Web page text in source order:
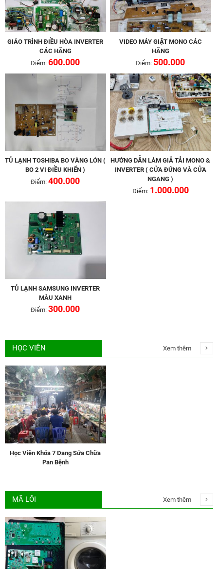
GIÁO TRÌNH ĐIỀU HÒA INVERTER
CÁC HÃNG
Điểm:600.000
VIDEO MÁY GIẶT MONO CÁC
HÃNG
Điểm: 500.000
TỦ LẠNH TOSHIBA BO VÀNG LỚN (
BO 2 VI ĐIỀU KHIỂN )
Điểm:400.000
HƯỚNG DẪN LÀM GIẢ TẢI MONO &
INVERTER ( CỬA ĐỨNG VÀ CỬA
NGANG )
Điểm: 1.000.000
TỦ LẠNH SAMSUNG INVERTER
MÀU XANH
Điểm:300.000
HỌC VIÊN Xem thêm
Học Viên Khóa 7 Đang Sửa Chữa
Pan Bệnh
MÃ LÔI Xem thêm